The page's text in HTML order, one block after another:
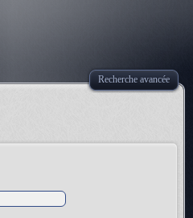
Recherche avancée